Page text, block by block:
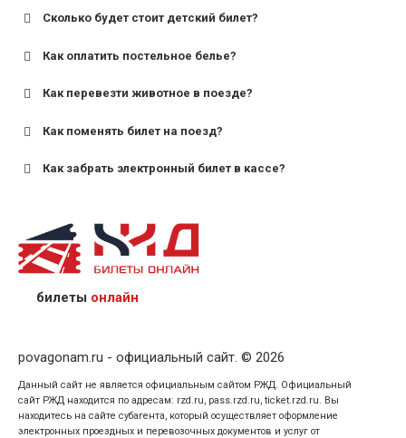
для поездов дальнего следования — от 10 лет и
для пригородных поездов — от 7 лет.
Сколько будет стоит детский билет?
Как оплатить постельное белье?
Как перевезти животное в поезде?
Как поменять билет на поезд?
Как забрать электронный билет в кассе?
назвав кассиру 14-значный номер заказа;
предъявив удостоверение личности пассажира, на
кого оформлен билет.
билеты онлайн
povagonam.ru - официальный сайт. © 2026
Данный сайт не является официальным сайтом РЖД. Официальный
сайт РЖД находится по адресам: rzd.ru, pass.rzd.ru, ticket.rzd.ru. Вы
находитесь на сайте субагента, который осуществляет оформление
электронных проездных и перевозочных документов и услуг от